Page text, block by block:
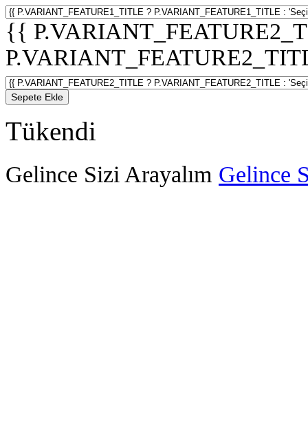
{{
Sepete Ekle
Tükendi
Gelince Sizi Arayalım Gelince